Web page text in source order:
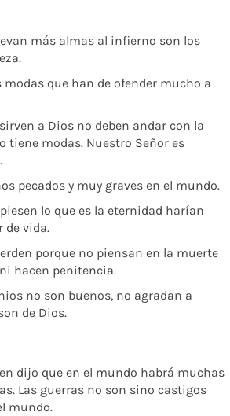
más almas al infierno son los
modas que han de ofender mucho a
a Dios no deben andar con la
tiene modas. Nuestro Señor es
pecados y muy graves en el mundo.
lo que es la eternidad harían
de vida.
porque no piensan en la muerte
hacen penitencia.
no son buenos, no agradan a
de Dios.
dijo que en el mundo habrá muchas
Las guerras no son sino castigos
mundo.